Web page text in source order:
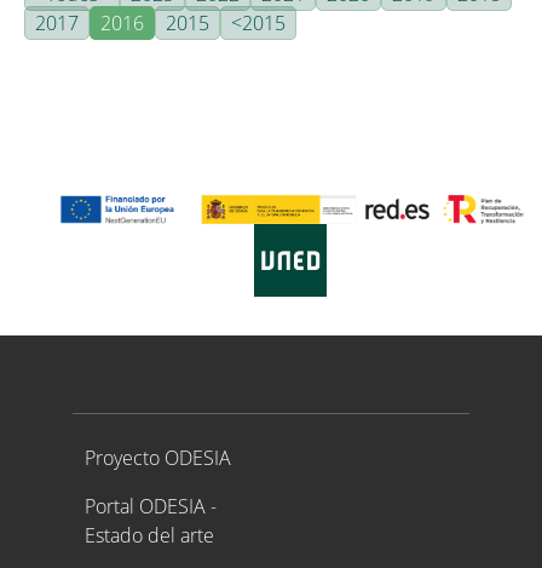
2017
2016 2015 <2015
Proyecto ODESIA
Proyecto ODESIA
Portal ODESIA -
Estado del arte